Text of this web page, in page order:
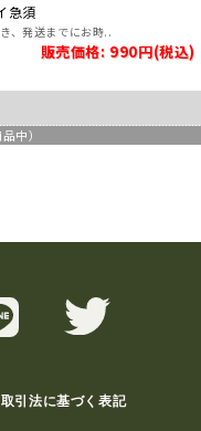
急須
、発送までにお時..
販売価格: 990円(税込)
中）
引法に基づく表記